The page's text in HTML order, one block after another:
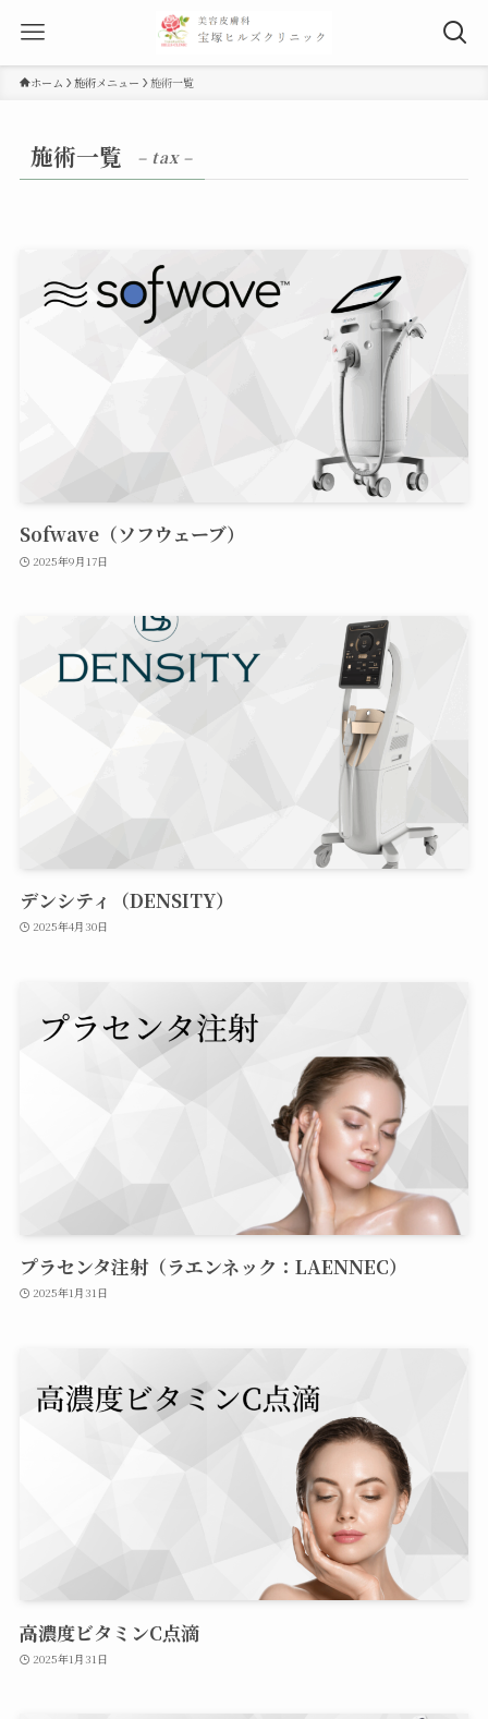
ホーム 施術メニュー 施術一覧
施術一覧 – tax –
Sofwave（ソフウェーブ）
2025年9月17日
デンシティ（DENSITY）
2025年4月30日
プラセンタ注射（ラエンネック：LAENNEC）
2025年1月31日
高濃度ビタミンC点滴
2025年1月31日